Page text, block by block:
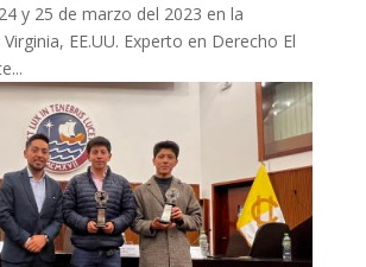
y 25 de marzo del 2023 en la
EE.UU. Experto en Derecho El